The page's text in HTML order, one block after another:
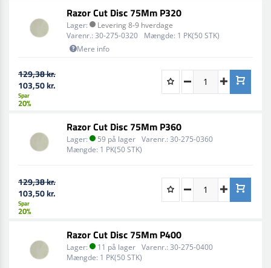
Razor Cut Disc 75Mm P320
Lager:
Levering 8-9 hverdage
Varenr.: 30-275-0320 Mængde: 1 PK(50 STK)
Mere info
129,38 kr.
103,50 kr.
Spar
20%
Razor Cut Disc 75Mm P360
Lager: 59 på lager Varenr.: 30-275-0360
Mængde: 1 PK(50 STK)
129,38 kr.
103,50 kr.
Spar
20%
Razor Cut Disc 75Mm P400
Lager: 11 på lager Varenr.: 30-275-0400
Mængde: 1 PK(50 STK)